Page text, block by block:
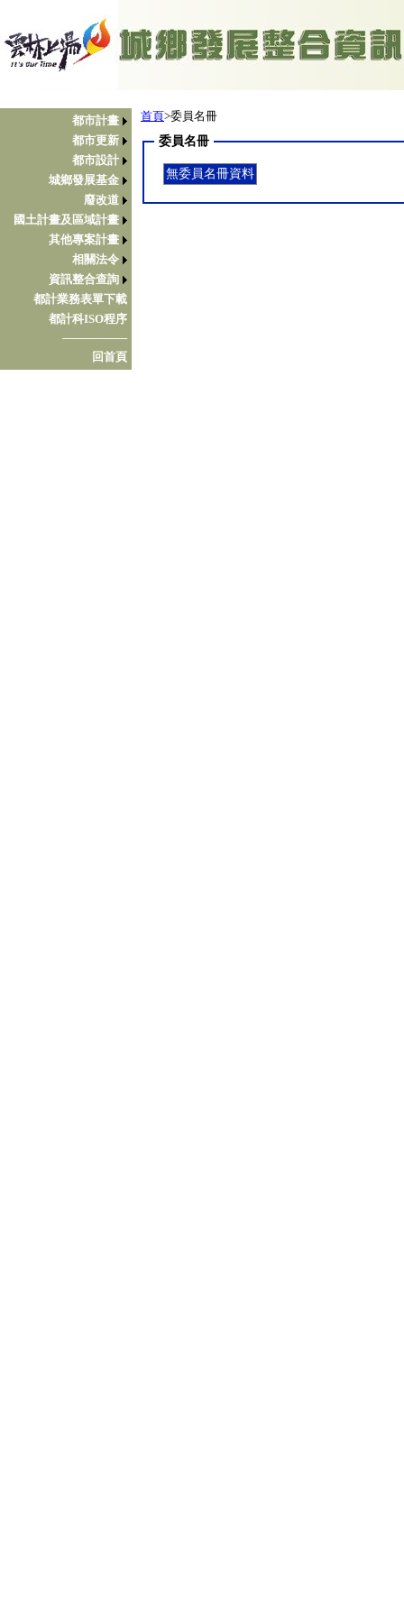
都市計畫
都市更新
都市設計
城鄉發展基金
廢改道
國土計畫及區域計畫
其他專案計畫
相關法令
資訊整合查詢
都計業務表單下載
都計科ISO程序
────────
回首頁
首頁>委員名冊
委員名冊
無委員名冊資料